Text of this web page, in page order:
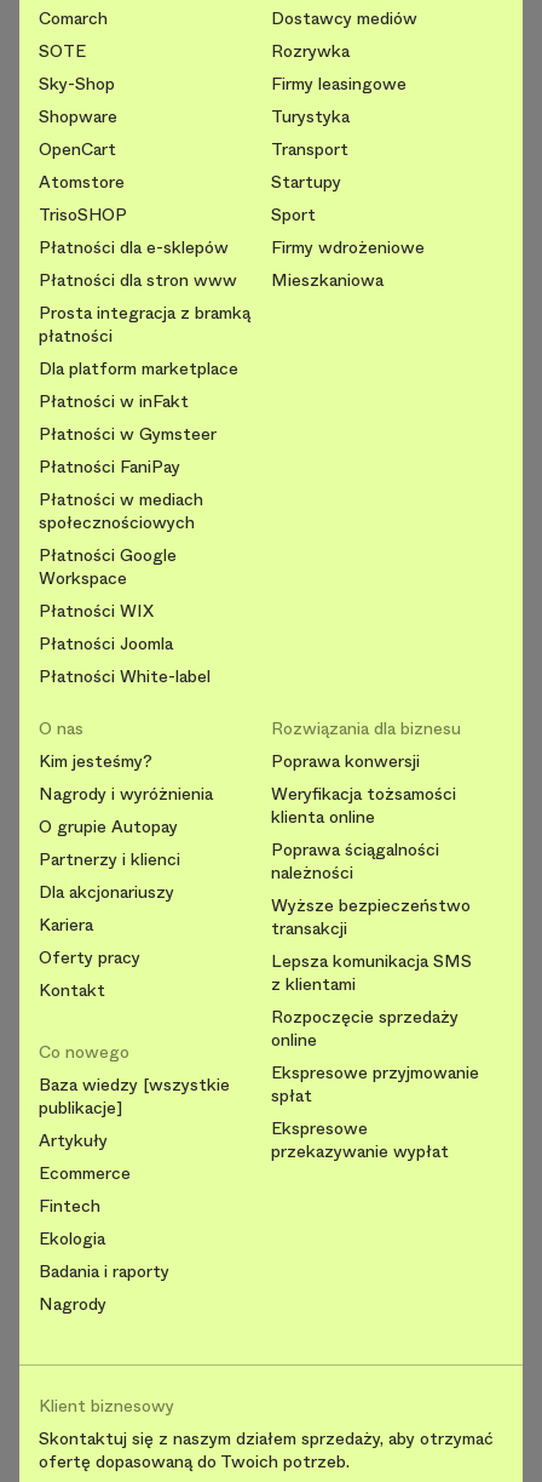
Comarch
SOTE
Sky-Shop
Shopware
OpenCart
Atomstore
TrisoSHOP
Płatności dla e-sklepów
Płatności dla stron www
Prosta integracja z bramką
płatności
Dla platform marketplace
Płatności w inFakt
Płatności w Gymsteer
Płatności FaniPay
Płatności w mediach
społecznościowych
Płatności Google
Workspace
Płatności WIX
Płatności Joomla
Płatności White-label
Dostawcy mediów
Rozrywka
Firmy leasingowe
Turystyka
Transport
Startupy
Sport
Firmy wdrożeniowe
Mieszkaniowa
O nas
Kim jesteśmy?
Nagrody i wyróżnienia
O grupie Autopay
Partnerzy i klienci
Dla akcjonariuszy
Kariera
Oferty pracy
Kontakt
Co nowego
Baza wiedzy [wszystkie
publikacje]
Artykuły
Ecommerce
Fintech
Ekologia
Badania i raporty
Nagrody
Rozwiązania dla biznesu
Poprawa konwersji
Weryfikacja tożsamości
klienta online
Poprawa ściągalności
należności
Wyższe bezpieczeństwo
transakcji
Lepsza komunikacja SMS
z klientami
Rozpoczęcie sprzedaży
online
Ekspresowe przyjmowanie
spłat
Ekspresowe
przekazywanie wypłat
Klient biznesowy
Skontaktuj się z naszym działem sprzedaży, aby otrzymać
ofertę dopasowaną do Twoich potrzeb.